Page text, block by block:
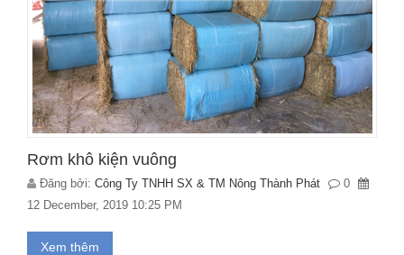
Rơm khô kiện vuông
Đăng bởi: Công Ty TNHH SX & TM Nông Thành Phát
0
12 December, 2019 10:25 PM
Xem thêm